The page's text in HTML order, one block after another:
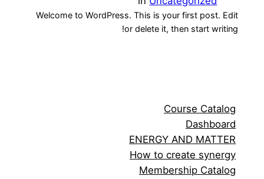
Welcome to WordPress. This is your first post. Edit
or delete it, then start writing!
Course Catalog
Dashboard
ENERGY AND MATTER
How to create synergy
Membership Catalog